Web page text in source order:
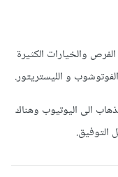
والخيارات الكثيرة
و الليستريتور.
الى اليوتيوب وهناك
التوفيق.